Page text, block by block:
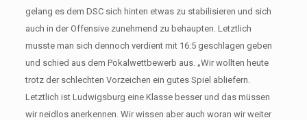
gelang es dem DSC sich hinten etwas zu stabilisieren und sich
auch in der Offensive zunehmend zu behaupten. Letztlich
musste man sich dennoch verdient mit 16:5 geschlagen geben
und schied aus dem Pokalwettbewerb aus. „Wir wollten heute
trotz der schlechten Vorzeichen ein gutes Spiel abliefern.
Letztlich ist Ludwigsburg eine Klasse besser und das müssen
wir neidlos anerkennen. Wir wissen aber auch woran wir weiter